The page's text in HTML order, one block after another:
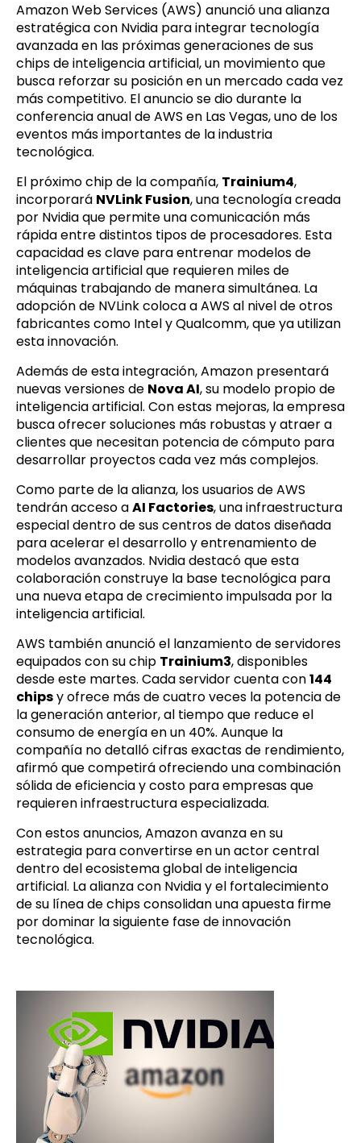
Amazon Web Services (AWS) anunció una alianza
estratégica con Nvidia para integrar tecnología
avanzada en las próximas generaciones de sus
chips de inteligencia artificial, un movimiento que
busca reforzar su posición en un mercado cada vez
más competitivo. El anuncio se dio durante la
conferencia anual de AWS en Las Vegas, uno de los
eventos más importantes de la industria
tecnológica.
El próximo chip de la compañía, Trainium4,
incorporará NVLink Fusion, una tecnología creada
por Nvidia que permite una comunicación más
rápida entre distintos tipos de procesadores. Esta
capacidad es clave para entrenar modelos de
inteligencia artificial que requieren miles de
máquinas trabajando de manera simultánea. La
adopción de NVLink coloca a AWS al nivel de otros
fabricantes como Intel y Qualcomm, que ya utilizan
esta innovación.
Además de esta integración, Amazon presentará
nuevas versiones de Nova AI, su modelo propio de
inteligencia artificial. Con estas mejoras, la empresa
busca ofrecer soluciones más robustas y atraer a
clientes que necesitan potencia de cómputo para
desarrollar proyectos cada vez más complejos.
Como parte de la alianza, los usuarios de AWS
tendrán acceso aAI Factories, una infraestructura
especial dentro de sus centros de datos diseñada
para acelerar el desarrollo y entrenamiento de
modelos avanzados. Nvidia destacó que esta
colaboración construye la base tecnológica para
una nueva etapa de crecimiento impulsada por la
inteligencia artificial.
AWS también anunció el lanzamiento de servidores
equipados con su chip Trainium3, disponibles
desde este martes. Cada servidor cuenta con144
chipsy ofrece más de cuatro veces la potencia de
la generación anterior, al tiempo que reduce el
consumo de energía en un 40%. Aunque la
compañía no detalló cifras exactas de rendimiento,
afirmó que competirá ofreciendo una combinación
sólida de eficiencia y costo para empresas que
requieren infraestructura especializada.
Con estos anuncios, Amazon avanza en su
estrategia para convertirse en un actor central
dentro del ecosistema global de inteligencia
artificial. La alianza con Nvidia y el fortalecimiento
de su línea de chips consolidan una apuesta firme
por dominar la siguiente fase de innovación
tecnológica.